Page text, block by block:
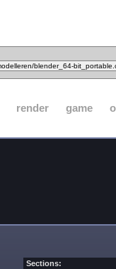
render game
Sections: